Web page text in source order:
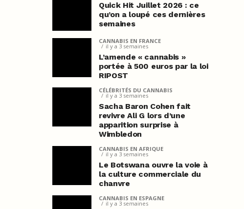
Quick Hit Juillet 2026 : ce
qu’on a loupé ces dernières
semaines
CANNABIS EN FRANCE
il y a 3 semaines
L’amende « cannabis »
portée à 500 euros par la loi
RIPOST
CÉLÉBRITÉS DU CANNABIS
il y a 3 semaines
Sacha Baron Cohen fait
revivre Ali G lors d’une
apparition surprise à
Wimbledon
CANNABIS EN AFRIQUE
il y a 3 semaines
Le Botswana ouvre la voie à
la culture commerciale du
chanvre
CANNABIS EN ESPAGNE
il y a 3 semaines